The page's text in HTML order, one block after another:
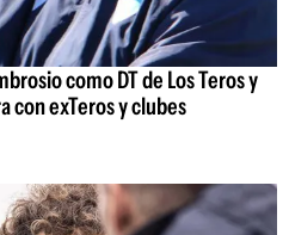
como DT de Los Teros y
con exTeros y clubes